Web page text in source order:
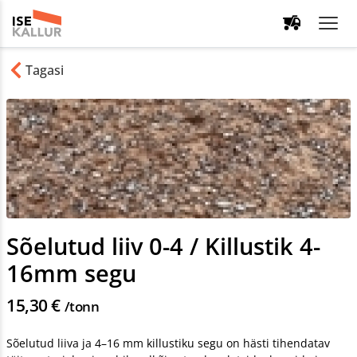
Tagasi
Sõelutud liiv 0-4 / Killustik 4-
16mm segu
15,30 € /tonn
Sõelutud liiva ja 4–16 mm killustiku segu on hästi tihendatav